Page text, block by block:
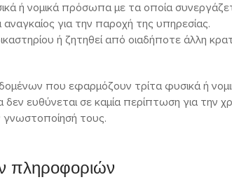
ή νομικά πρόσωπα με τα οποία
για την παροχή της υπηρεσίας.
ή ζητηθεί από οιαδήποτε άλλη
που εφαρμόζουν τρίτα φυσικά ή
δεν ευθύνεται σε καμία περίπτωση για την
τους.
πληροφοριών